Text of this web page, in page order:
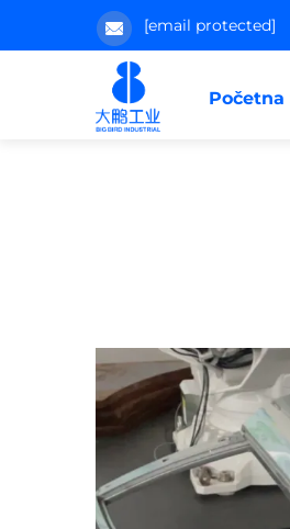
[email protected]
Početna